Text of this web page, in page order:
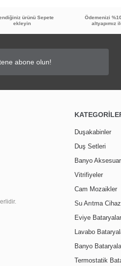
25 İNDİRİM
Üzeri 5mm Temperli Cam Anselmo
ürünü Sepete
ekleyin
Ödemenizi
altyapımız
Duşakabinler
Duş Setleri
Banyo
Vitrifiyeler
Cam Mozaikler
Su Arıtma
Eviye
Lavabo
Banyo
Termostatik